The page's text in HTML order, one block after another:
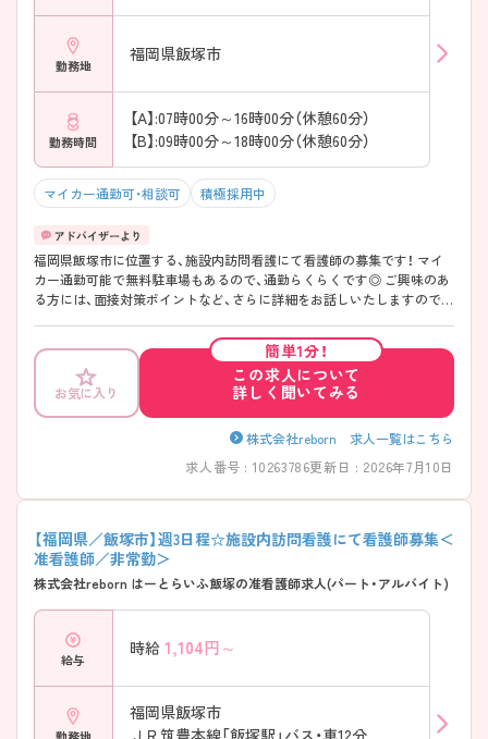
勤務地
福岡県飯塚市
勤務時間
【A】:07時00分～16時00分（休憩60分）
【B】:09時00分～18時00分（休憩60分）
マイカー通勤可・相談可 積極採用中
福岡県飯塚市に位置する、施設内訪問看護にて看護師の募集です！ マイ
カー通勤可能で無料駐車場もあるので、通勤らくらくです◎ ご興味のあ
る方には、面接対策ポイントなど、さらに詳細をお話しいたしますのでお
お気に入り
簡単1分！
この求人について
詳しく聞いてみる
株式会社reborn 求人一覧はこちら
求人番号 : 10263786更新日 : 2026年7月10日
【福岡県／飯塚市】週3日程☆施設内訪問看護にて看護師募集＜
准看護師／非常勤＞
株式会社reborn はーとらいふ飯塚の准看護師求人(パート・アルバイト)
給与
時給 1,104円～
福岡県飯塚市